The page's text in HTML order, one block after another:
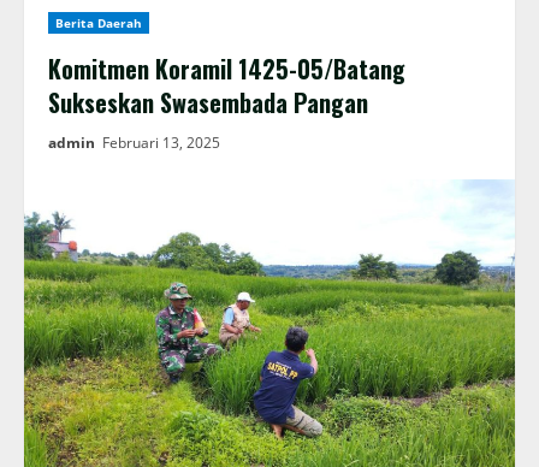
Berita Daerah
Komitmen Koramil 1425-05/Batang
Sukseskan Swasembada Pangan
admin Februari 13, 2025